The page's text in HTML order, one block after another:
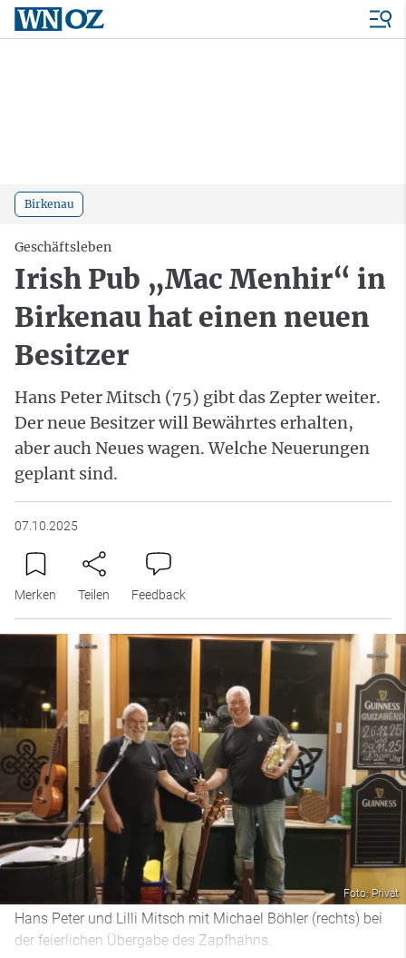
Birkenau
Geschäftsleben
Irish Pub „Mac Menhir“ in
Birkenau hat einen neuen
Besitzer
Hans Peter Mitsch (75) gibt das Zepter weiter.
Der neue Besitzer will Bewährtes erhalten,
aber auch Neues wagen. Welche Neuerungen
geplant sind.
07.10.2025
Merken Teilen Feedback
Foto: Privat
Hans Peter und Lilli Mitsch mit Michael Böhler (rechts) bei
der feierlichen Übergabe des Zapfhahns.